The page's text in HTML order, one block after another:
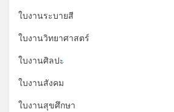
ใบงานระบายสี
ใบงานวิทยาศาสตร์
ใบงานศิลปะ
ใบงานสังคม
ใบงานสุขศึกษา